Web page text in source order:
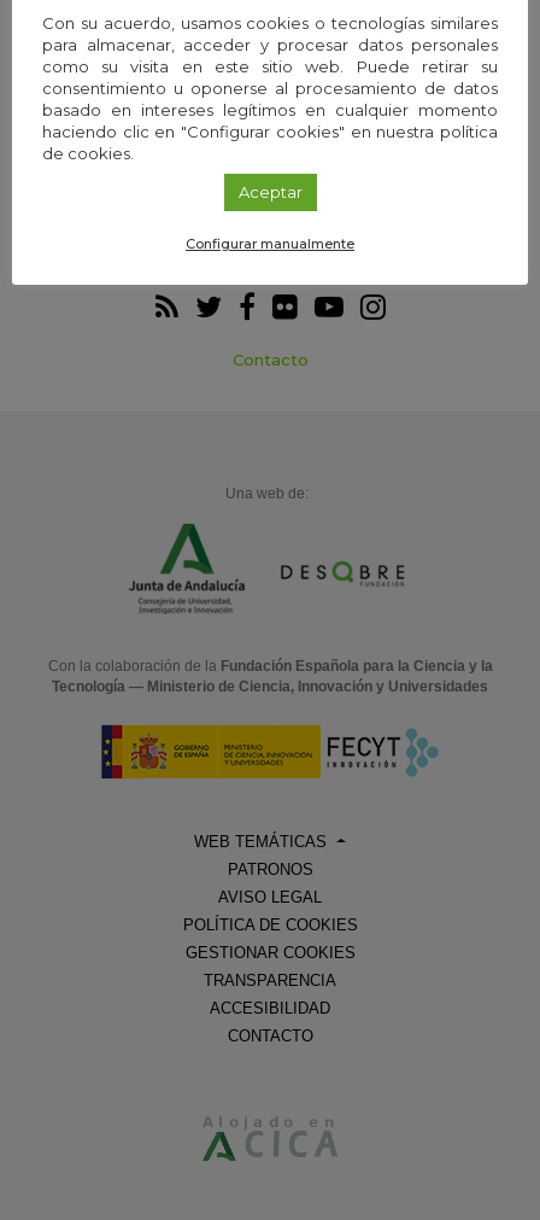
Webs temáticas Exploria Ciencia
Contacto
Una web de:
Con la colaboración de la Fundación Española para la Ciencia y la
Tecnología — Ministerio de Ciencia, Innovación y Universidades
WEB TEMÁTICAS
PATRONOS
AVISO LEGAL
POLÍTICA DE COOKIES
GESTIONAR COOKIES
TRANSPARENCIA
ACCESIBILIDAD
CONTACTO
Con su acuerdo, usamos cookies o tecnologías similares
para almacenar, acceder y procesar datos personales
como su visita en este sitio web. Puede retirar su
consentimiento u oponerse al procesamiento de datos
basado en intereses legítimos en cualquier momento
haciendo clic en "Configurar cookies" en nuestra política
de cookies.
Aceptar
Configurar manualmente